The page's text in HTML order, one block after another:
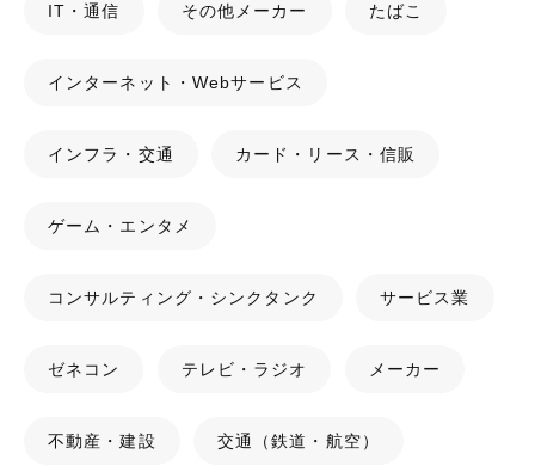
IT・通信 その他メーカー たばこ
インターネット・Webサービス
インフラ・交通 カード・リース・信販
ゲーム・エンタメ
コンサルティング・シンクタンク サービス業
ゼネコン テレビ・ラジオ メーカー
不動産・建設 交通（鉄道・航空）